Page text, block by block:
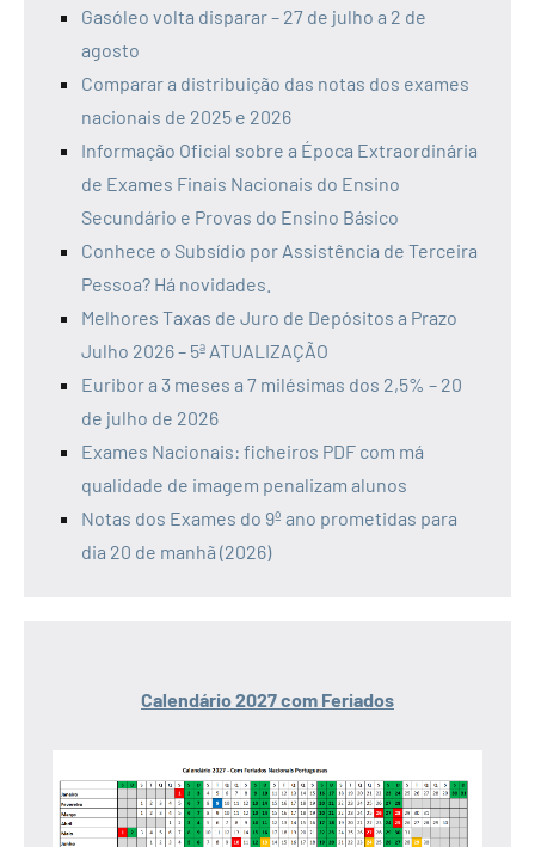
Gasóleo volta disparar – 27 de julho a 2 de
agosto
Comparar a distribuição das notas dos exames
nacionais de 2025 e 2026
Informação Oficial sobre a Época Extraordinária
de Exames Finais Nacionais do Ensino
Secundário e Provas do Ensino Básico
Conhece o Subsídio por Assistência de Terceira
Pessoa? Há novidades.
Melhores Taxas de Juro de Depósitos a Prazo
Julho 2026 – 5ª ATUALIZAÇÃO
Euribor a 3 meses a 7 milésimas dos 2,5% – 20
de julho de 2026
Exames Nacionais: ficheiros PDF com má
qualidade de imagem penalizam alunos
Notas dos Exames do 9º ano prometidas para
dia 20 de manhã (2026)
Calendário 2027 com Feriados